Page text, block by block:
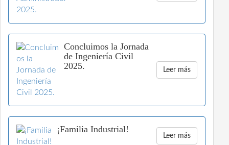
Concluimos la Jornada
de Ingeniería Civil
2025.
Leer más
¡Familia Industrial!
Leer más